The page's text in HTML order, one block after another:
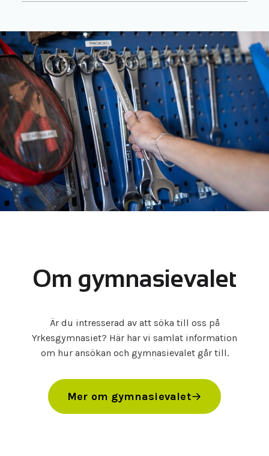
Om gymnasievalet
Är du intresserad av att söka till oss på
Yrkesgymnasiet? Här har vi samlat information
om hur ansökan och gymnasievalet går till.
Mer om gymnasievalet